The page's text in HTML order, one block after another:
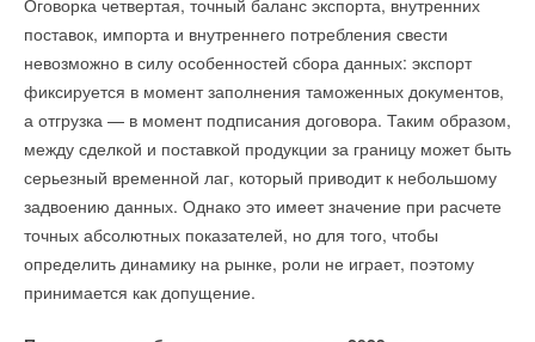
поставок, импорта и внутреннего потребления свести
невозможно в силу особенностей сбора данных: экспорт
фиксируется в момент заполнения таможенных документов,
а отгрузка — в момент подписания договора. Таким образом,
между сделкой и поставкой продукции за границу может быть
серьезный временной лаг, который приводит к небольшому
задвоению данных. Однако это имеет значение при расчете
точных абсолютных показателей, но для того, чтобы
определить динамику на рынке, роли не играет, поэтому
принимается как допущение.
→
Китайская Shenling представила линейку тепловых
насосов «воздух-вода» на R290
НОВОСТИ СОК 4 АВГУСТА 2026
→
Тепловые насосы в связке с солнечной генерацией и
НОВОСТИ СОК 4 АВГУСТА 2026
→
«РУСКЛИМАТ Fest 2026» в Уфе собрал свыше 700
профи климатической отрасли
НОВОСТИ СОК 3 АВГУСТА 2026
→
Группа «Теплолюкс» открыла новую производственную
НОВОСТИ СОК 29 ИЮЛЯ 2026
→
Stiebel Eltron — спонсирует международные
НОВОСТИ СОК 29 ИЮЛЯ 2026
→
Ридан объявил о старте продаж автоматического